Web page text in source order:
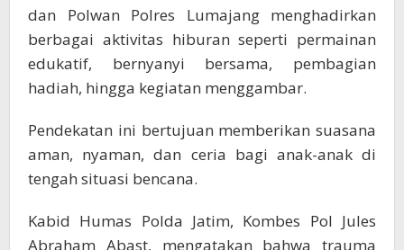
dan Polwan Polres Lumajang menghadirkan
berbagai aktivitas hiburan seperti permainan
edukatif, bernyanyi bersama, pembagian
hadiah, hingga kegiatan menggambar.
Pendekatan ini bertujuan memberikan suasana
aman, nyaman, dan ceria bagi anak-anak di
tengah situasi bencana.
Kabid Humas Polda Jatim, Kombes Pol Jules
Abraham Abast, mengatakan bahwa trauma